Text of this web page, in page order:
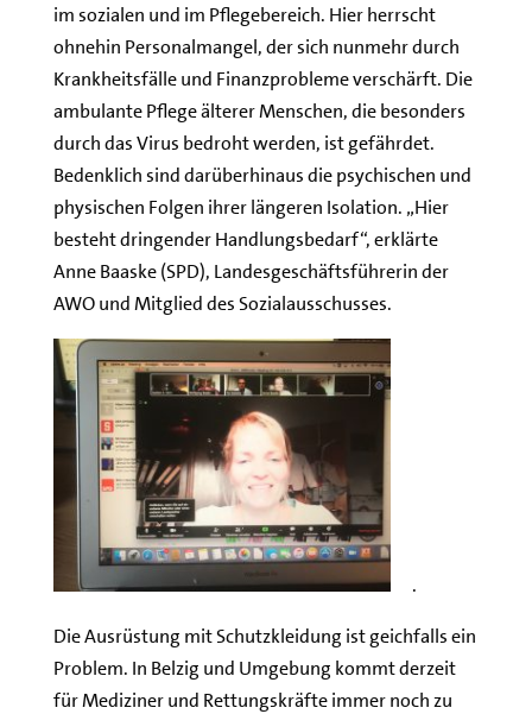
im sozialen und im Pflegebereich. Hier herrscht
ohnehin Personalmangel, der sich nunmehr durch
Krankheitsfälle und Finanzprobleme verschärft. Die
ambulante Pflege älterer Menschen, die besonders
durch das Virus bedroht werden, ist gefährdet.
Bedenklich sind darüberhinaus die psychischen und
physischen Folgen ihrer längeren Isolation. „Hier
besteht dringender Handlungsbedarf“, erklärte
Anne Baaske (SPD), Landesgeschäftsführerin der
AWO und Mitglied des Sozialausschusses.
.
Die Ausrüstung mit Schutzkleidung ist geichfalls ein
Problem. In Belzig und Umgebung kommt derzeit
für Mediziner und Rettungskräfte immer noch zu